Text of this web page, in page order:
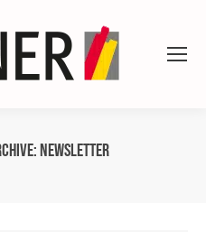
Newsletter